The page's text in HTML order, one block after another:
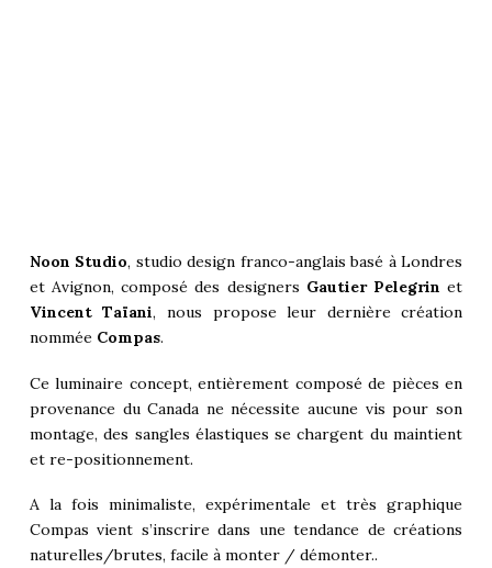
Noon Studio, studio design franco-anglais basé à Londres
et Avignon, composé des designers Gautier Pelegrin et
Vincent Taïani, nous propose leur dernière création
nommée Compas.
Ce luminaire concept, entièrement composé de pièces en
provenance du Canada ne nécessite aucune vis pour son
montage, des sangles élastiques se chargent du maintient
et re-positionnement.
A la fois minimaliste, expérimentale et très graphique
Compas vient s’inscrire dans une tendance de créations
naturelles/brutes, facile à monter / démonter..